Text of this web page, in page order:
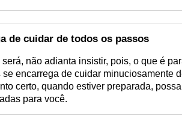
de cuidar de todos os passos
não adianta insistir, pois, o que é
encarrega de cuidar minuciosamente
certo, quando estiver preparada,
para você.